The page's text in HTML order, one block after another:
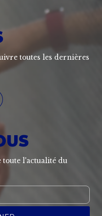
toutes les dernières
l'actualité du